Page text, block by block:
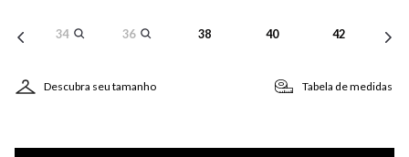
34 36 38 40 42
Descubra seu tamanho Tabela de medidas